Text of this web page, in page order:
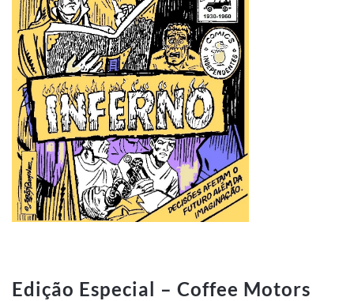
Edição Especial – Coffee Motors